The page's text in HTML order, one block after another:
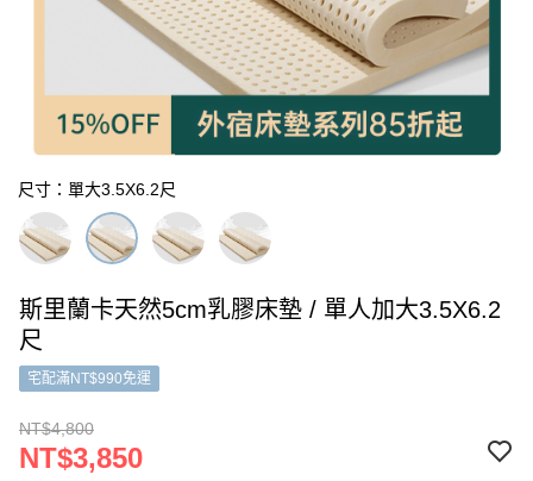
尺寸：單大3.5X6.2尺
斯里蘭卡天然5cm乳膠床墊 / 單人加大3.5X6.2
尺
宅配滿NT$990免運
NT$4,800
NT$3,850